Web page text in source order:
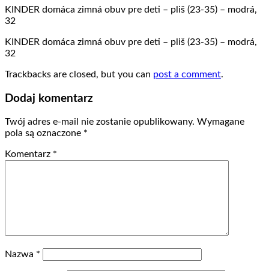
KINDER domáca zimná obuv pre deti – pliš (23-35) – modrá,
32
KINDER domáca zimná obuv pre deti – pliš (23-35) – modrá,
32
Trackbacks are closed, but you can post a comment.
Dodaj komentarz
Twój adres e-mail nie zostanie opublikowany. Wymagane
pola są oznaczone *
Komentarz *
Nazwa *